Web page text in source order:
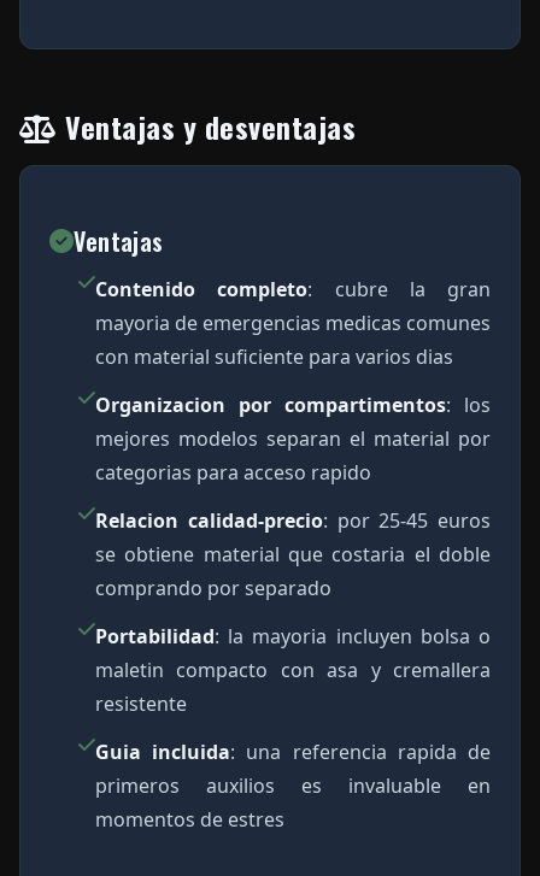
Ventajas y desventajas
Ventajas
Contenido completo: cubre la gran
mayoria de emergencias medicas comunes
con material suficiente para varios dias
Organizacion por compartimentos: los
mejores modelos separan el material por
categorias para acceso rapido
Relacion calidad-precio: por 25-45 euros
se obtiene material que costaria el doble
comprando por separado
Portabilidad: la mayoria incluyen bolsa o
maletin compacto con asa y cremallera
resistente
Guia incluida: una referencia rapida de
primeros auxilios es invaluable en
momentos de estres